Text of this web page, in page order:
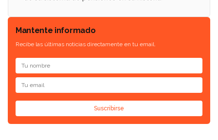
Mantente informado
Recibe las últimas noticias directamente en tu email.
Suscribirse